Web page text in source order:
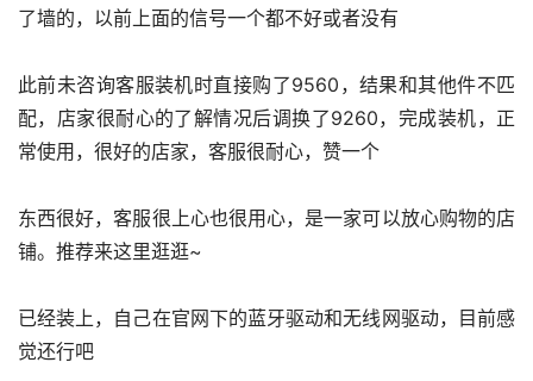
了墙的，以前上面的信号一个都不好或者没有
此前未咨询客服装机时直接购了9560，结果和其他件不匹
配，店家很耐心的了解情况后调换了9260，完成装机，正
常使用，很好的店家，客服很耐心，赞一个
东西很好，客服很上心也很用心，是一家可以放心购物的店
铺。推荐来这里逛逛~
已经装上，自己在官网下的蓝牙驱动和无线网驱动，目前感
觉还行吧